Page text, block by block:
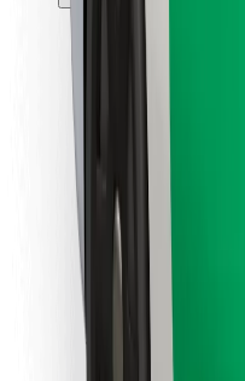
Tavarantoimittajille
Turvallisuus
Hanki kyyti hetkessä!
Lataa Bolt-
Lataa Bolt